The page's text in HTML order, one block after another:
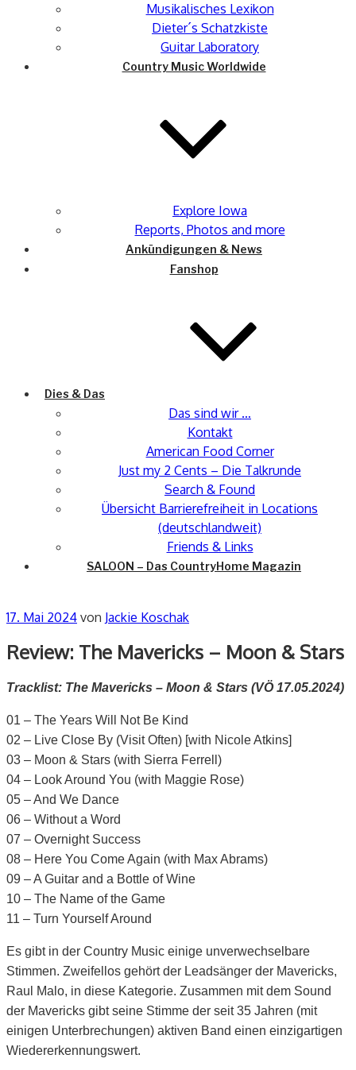
Musikalisches Lexikon
Dieter´s Schatzkiste
Guitar Laboratory
Country Music Worldwide
Explore Iowa
Reports, Photos and more
Ankündigungen & News
Fanshop
Dies & Das
Das sind wir …
Kontakt
American Food Corner
Just my 2 Cents – Die Talkrunde
Search & Found
Übersicht Barrierefreiheit in Locations
(deutschlandweit)
Friends & Links
SALOON – Das CountryHome Magazin
Veröffentlicht
17. Mai 2024 von Jackie Koschak
Review: The Mavericks – Moon & Stars
Tracklist: The Mavericks – Moon & Stars (VÖ 17.05.2024)
01 – The Years Will Not Be Kind
02 – Live Close By (Visit Often) [with Nicole Atkins]
03 – Moon & Stars (with Sierra Ferrell)
04 – Look Around You (with Maggie Rose)
05 – And We Dance
06 – Without a Word
07 – Overnight Success
08 – Here You Come Again (with Max Abrams)
09 – A Guitar and a Bottle of Wine
10 – The Name of the Game
11 – Turn Yourself Around
Es gibt in der Country Music einige unverwechselbare
Stimmen. Zweifellos gehört der Leadsänger der Mavericks,
Raul Malo, in diese Kategorie. Zusammen mit dem Sound
der Mavericks gibt seine Stimme der seit 35 Jahren (mit
einigen Unterbrechungen) aktiven Band einen einzigartigen
Wiedererkennungswert.